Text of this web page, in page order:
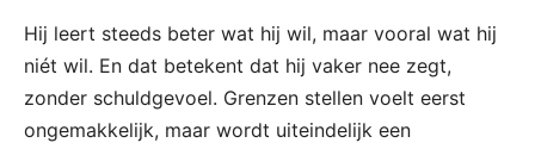
Hij leert steeds beter wat hij wil, maar vooral wat hij
niét wil. En dat betekent dat hij vaker nee zegt,
zonder schuldgevoel. Grenzen stellen voelt eerst
ongemakkelijk, maar wordt uiteindelijk een